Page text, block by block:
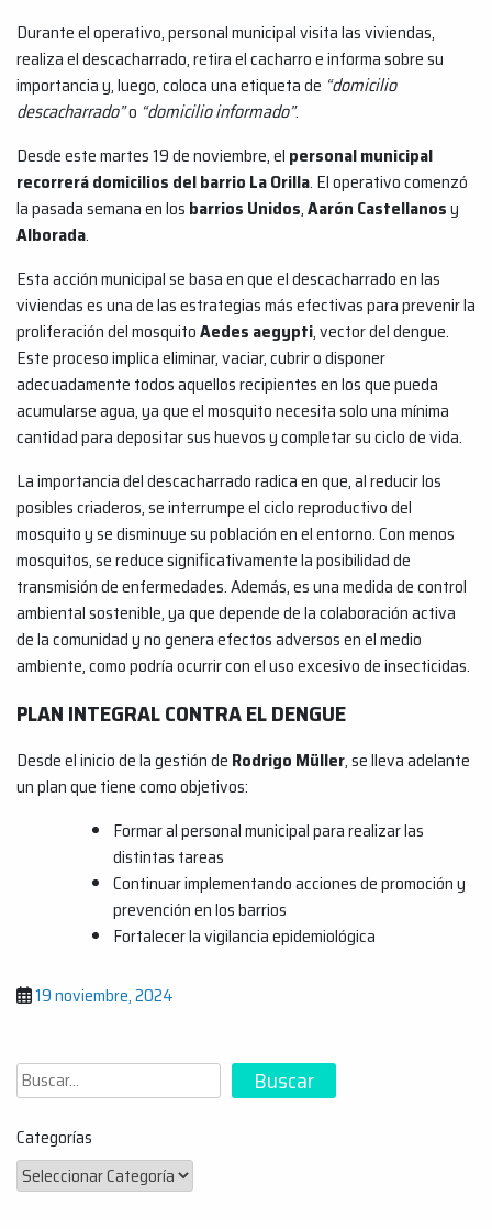
Durante el operativo, personal municipal visita las viviendas,
realiza el descacharrado, retira el cacharro e informa sobre su
importancia y, luego, coloca una etiqueta de “domicilio
descacharrado”o “domicilio informado”.
Desde este martes 19 de noviembre, el personal municipal
recorrerá domicilios del barrio La Orilla. El operativo comenzó
la pasada semana en los barrios Unidos,Aarón Castellanosy
Alborada.
Esta acción municipal se basa en que el descacharrado en las
viviendas es una de las estrategias más efectivas para prevenir la
proliferación del mosquitoAedes aegypti, vector del dengue.
Este proceso implica eliminar, vaciar, cubrir o disponer
adecuadamente todos aquellos recipientes en los que pueda
acumularse agua, ya que el mosquito necesita solo una mínima
cantidad para depositar sus huevos y completar su ciclo de vida.
La importancia del descacharrado radica en que, al reducir los
posibles criaderos, se interrumpe el ciclo reproductivo del
mosquito y se disminuye su población en el entorno. Con menos
mosquitos, se reduce significativamente la posibilidad de
transmisión de enfermedades. Además, es una medida de control
ambiental sostenible, ya que depende de la colaboración activa
de la comunidad y no genera efectos adversos en el medio
ambiente, como podría ocurrir con el uso excesivo de insecticidas.
PLAN INTEGRAL CONTRA EL DENGUE
Desde el inicio de la gestión de Rodrigo Müller, se lleva adelante
un plan que tiene como objetivos:
Formar al personal municipal para realizar las
distintas tareas
Continuar implementando acciones de promoción y
prevención en los barrios
Fortalecer la vigilancia epidemiológica
19 noviembre, 2024
Buscar Buscar
Categorías